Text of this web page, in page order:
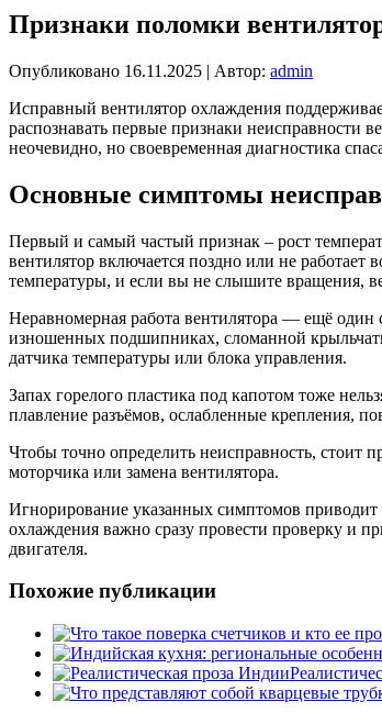
Признаки поломки
Опубликовано 16.11.2025 | Автор: admin
Исправный вентилятор охлаждения
распознавать первые признаки неисправности
неочевидно, но своевременная диагностика
Основные симптомы
Первый и самый частый признак – рост
вентилятор включается поздно или не
температуры, и если вы не слышите вращения,
Неравномерная работа вентилятора — ещё один
изношенных подшипниках, сломанной
датчика температуры или блока управления.
Запах горелого пластика под капотом тоже
плавление разъёмов, ослабленные крепления,
Чтобы точно определить неисправность, стоит
моторчика или замена вентилятора.
Игнорирование указанных симптомов
охлаждения важно сразу провести проверку и
двигателя.
Похожие публикации